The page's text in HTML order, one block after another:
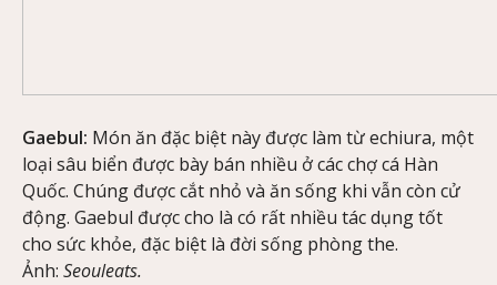
Gaebul: Món ăn đặc biệt này được làm từ echiura, một
loại sâu biển được bày bán nhiều ở các chợ cá Hàn
Quốc. Chúng được cắt nhỏ và ăn sống khi vẫn còn cử
động. Gaebul được cho là có rất nhiều tác dụng tốt
cho sức khỏe, đặc biệt là đời sống phòng the.
Ảnh: Seouleats.